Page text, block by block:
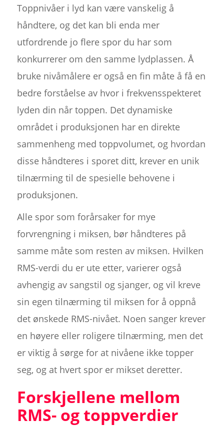
Toppnivåer i lyd kan være vanskelig å
håndtere, og det kan bli enda mer
utfordrende jo flere spor du har som
konkurrerer om den samme lydplassen. Å
bruke nivåmålere er også en fin måte å få en
bedre forståelse av hvor i frekvensspekteret
lyden din når toppen. Det dynamiske
området i produksjonen har en direkte
sammenheng med toppvolumet, og hvordan
disse håndteres i sporet ditt, krever en unik
tilnærming til de spesielle behovene i
produksjonen.
Alle spor som forårsaker for mye
forvrengning i miksen, bør håndteres på
samme måte som resten av miksen. Hvilken
RMS-verdi du er ute etter, varierer også
avhengig av sangstil og sjanger, og vil kreve
sin egen tilnærming til miksen for å oppnå
det ønskede RMS-nivået. Noen sanger krever
en høyere eller roligere tilnærming, men det
er viktig å sørge for at nivåene ikke topper
seg, og at hvert spor er mikset deretter.
Forskjellene mellom
RMS- og toppverdier